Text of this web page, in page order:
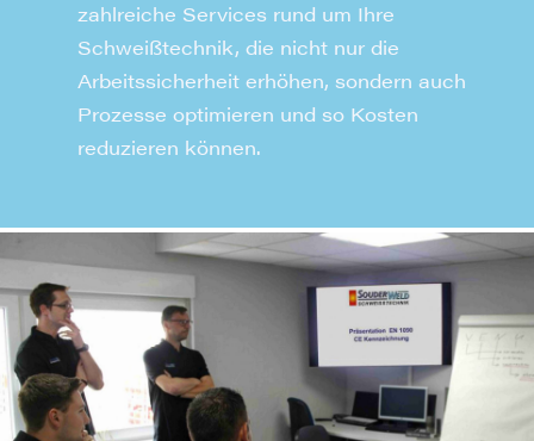
zahlreiche Services rund um Ihre
Schweißtechnik, die nicht nur die
Arbeitssicherheit erhöhen, sondern auch
Prozesse optimieren und so Kosten
reduzieren können.